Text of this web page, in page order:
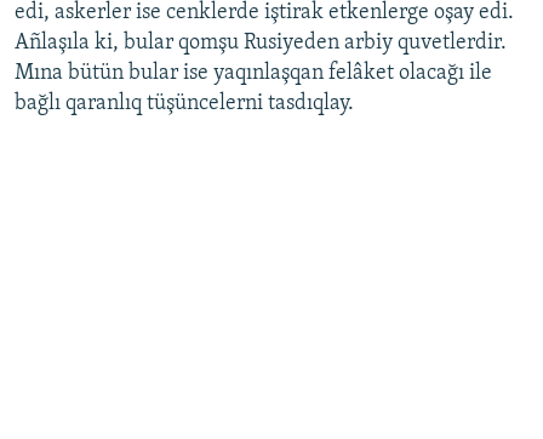
edi, askerler ise cenklerde iştirak etkenlerge oşay edi.
Añlaşıla ki, bular qomşu Rusiyeden arbiy quvetlerdir.
Mına bütün bular ise yaqınlaşqan felâket olacağı ile
bağlı qaranlıq tüşüncelerni tasdıqlay.